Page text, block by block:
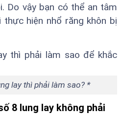
Do vậy bạn có thể an tâm
hiện nhổ răng khôn bị
lay thì phải làm sao? *
8 lung lay không phải